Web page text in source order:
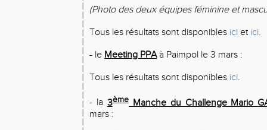
(Photo des deux équipes féminine et
Tous les résultats sont disponibles ici et ici.
- le Meeting PPAà Paimpol le 3 mars :
Tous les résultats sont disponibles ici.
- la 3èmeManche du Challenge Mario
mars :